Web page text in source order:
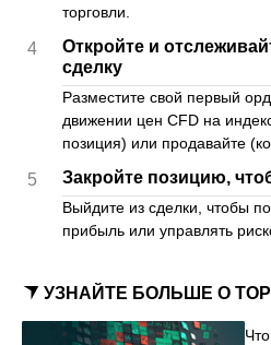
торговли.
4
Откройте и
сделку
Разместите свой первый
движении цен CFD на
позиция) или продавайте
5 Закройте позицию,
Выйдите из сделки, чтобы
прибыль или управлять
УЗНАЙТЕ БОЛЬШЕ О